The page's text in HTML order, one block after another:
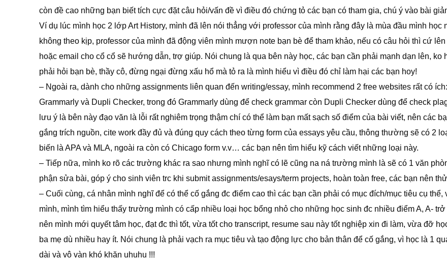
còn đề cao những bạn biết tích cực đặt câu hỏi/vấn đề vì điều đó chứng tỏ các bạn có tham gia, chú ý vào bài
Ví dụ lúc mình học 2 lớp Art History, mình đã lên nói thẳng với professor của mình rằng đây là mùa đầu mình học
không theo kịp, professor của mình đã động viên mình mượn note bạn bè để tham khảo, nếu có câu hỏi thì cứ
hoặc email cho cổ cổ sẽ hướng dẫn, trợ giúp. Nói chung là qua bên này học, các bạn cần phải mạnh dạn lên, ko
phải hỏi bạn bè, thầy cô, đừng ngại đừng xấu hổ mà tỏ ra là mình hiểu vì điều đó chỉ làm hại các bạn hoy!
– Ngoài ra, dành cho những assignments liên quan đến writing/essay, mình recommend 2 free websites rất có ích:
Grammarly và Dupli Checker, trong đó Grammarly dùng để check grammar còn Dupli Checker dùng để check
lưu ý là bên này đạo văn là lỗi rất nghiêm trọng thậm chí có thể làm bạn mất sạch số điểm của bài viết, nên các
gắng trích nguồn, cite work đầy đủ và đúng quy cách theo từng form của essays yêu cầu, thông thường sẽ có 2
biến là APA và MLA, ngoài ra còn có Chicago form v.v… các bạn nên tìm hiểu kỹ cách viết những loại này.
– Tiếp nữa, mình ko rõ các trường khác ra sao nhưng mình nghĩ có lẽ cũng na ná trường mình là sẽ có 1 văn
phận sửa bài, góp ý cho sinh viên trc khi submit assignments/esays/term projects, hoàn toàn free, các bạn nên
– Cuối cùng, cá nhân mình nghĩ để có thể cố gắng đc điểm cao thì các bạn cần phải có mục đích/mục tiêu cụ thể,
mình, mình tìm hiểu thấy trường mình có cấp nhiều loại học bổng nhỏ cho những học sinh đc nhiều điểm A, A-
nên mình mới quyết tâm học, đạt đc thì tốt, vừa tốt cho transcript, resume sau này tốt nghiệp xin đi làm, vừa đỡ
ba mẹ dù nhiều hay ít. Nói chung là phải vạch ra mục tiêu và tạo động lực cho bản thân để cố gắng, vì học là 1
dài và vô vàn khó khăn uhuhu !!!